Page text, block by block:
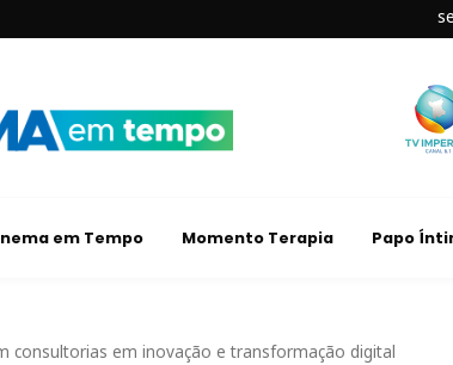
em Tempo Momento Terapia Papo
consultorias em inovação e transformação digital